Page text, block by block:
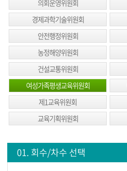
송
방
송
정
생
보
기
의회운영위원회
경제과학기술위원회
안전행정위원회
농정해양위원회
건설교통위원회
여성가족평생교육위원회
제1교육위원회
교육기획위원회
01. 회수/차수 선택